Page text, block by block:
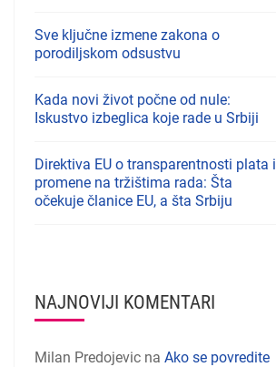
Sve ključne izmene zakona o
porodiljskom odsustvu
Kada novi život počne od nule:
Iskustvo izbeglica koje rade u Srbiji
Direktiva EU o transparentnosti plata i
promene na tržištima rada: Šta
očekuje članice EU, a šta Srbiju
NAJNOVIJI KOMENTARI
Milan Predojevic na Ako se povredite